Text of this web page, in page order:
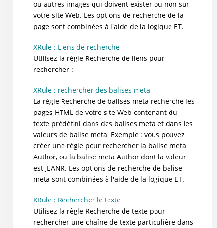
ou autres images qui doivent exister ou non sur
votre site Web. Les options de recherche de la
page sont combinées à l'aide de la logique ET.
XRule : Liens de recherche
Utilisez la règle Recherche de liens pour
rechercher :
XRule : rechercher des balises meta
La règle Recherche de balises meta recherche les
pages HTML de votre site Web contenant du
texte prédéfini dans des balises meta et dans les
valeurs de balise meta. Exemple : vous pouvez
créer une règle pour rechercher la balise meta
Author, ou la balise meta Author dont la valeur
est JEANR. Les options de recherche de balise
meta sont combinées à l'aide de la logique ET.
XRule : Rechercher le texte
Utilisez la règle Recherche de texte pour
rechercher une chaîne de texte particulière dans